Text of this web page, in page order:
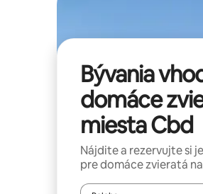
Bývania
domáce
miesta Cbd
Nájdite a rezervujte si
pre domáce zvieratá